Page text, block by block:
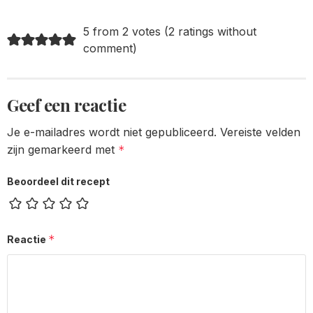
5 from 2 votes (2 ratings without
comment)
Geef een reactie
Je e-mailadres wordt niet gepubliceerd. Vereiste velden
zijn gemarkeerd met *
Beoordeel dit recept
Reactie *